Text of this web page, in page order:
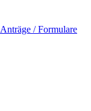
/ For­mu­la­re